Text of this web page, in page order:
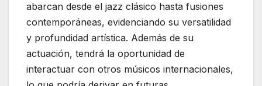
abarcan desde el jazz clásico hasta fusiones
contemporáneas, evidenciando su versatilidad
y profundidad artística. Además de su
actuación, tendrá la oportunidad de
interactuar con otros músicos internacionales,